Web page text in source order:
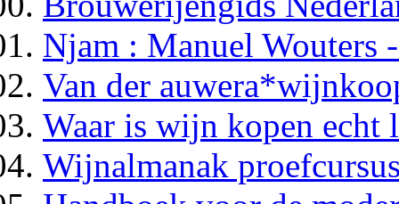
Njam : Manuel Wouters
Van der
Waar is wijn kopen echt
Wijnalmanak